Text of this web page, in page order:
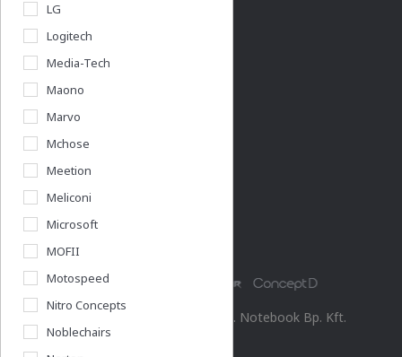
LG
Logitech
Media-Tech
Maono
Marvo
Mchose
Meetion
Meliconi
Microsoft
MOFII
Motospeed
Nitro Concepts
Noblechairs
Acershop üzletünk
Budapest Nyugati
Rólunk
Cégadatok
Partnerünk a gamer.shop.hu
© 2026 Minden jog fenntartva. Notebook Bp. Kft.